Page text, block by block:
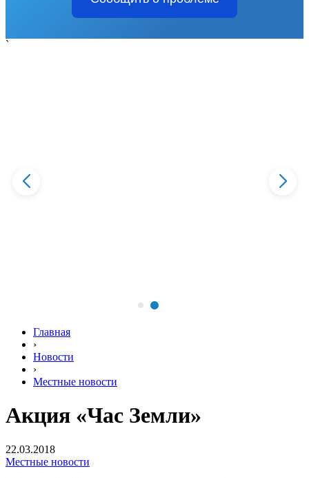
`
Главная
›
Новости
›
Местные новости
Акция «Час Земли»
22.03.2018
Местные новости